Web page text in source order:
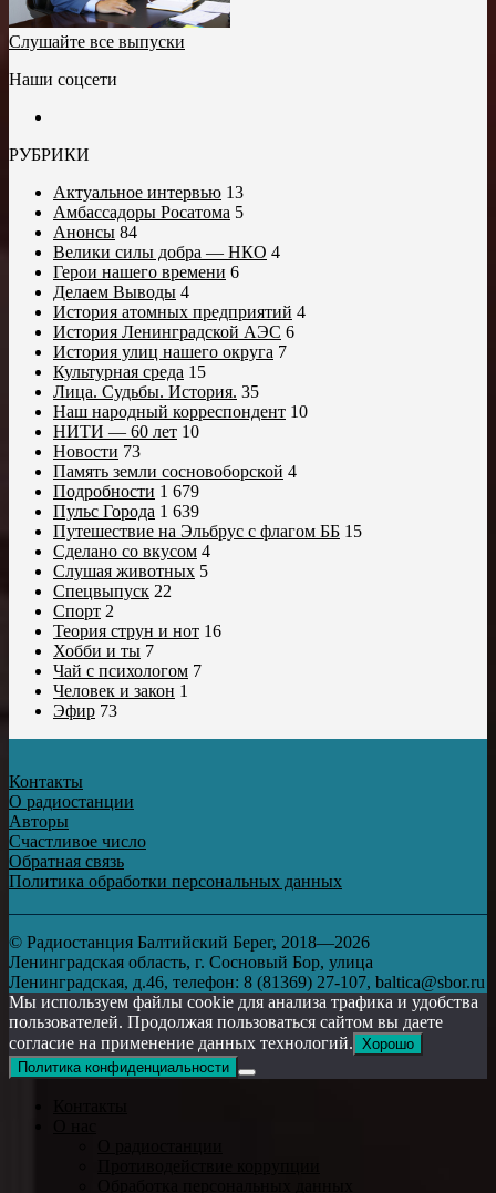
Слушайте все выпуски
Наши соцсети
РУБРИКИ
Актуальное интервью 13
Амбассадоры Росатома 5
Анонсы 84
Велики силы добра — НКО 4
Герои нашего времени 6
Делаем Выводы 4
История атомных предприятий 4
История Ленинградской АЭС 6
История улиц нашего округа 7
Культурная среда 15
Лица. Судьбы. История. 35
Наш народный корреспондент 10
НИТИ — 60 лет 10
Новости 73
Память земли сосновоборской 4
Подробности 1 679
Пульс Города 1 639
Путешествие на Эльбрус с флагом ББ 15
Сделано со вкусом 4
Слушая животных 5
Спецвыпуск 22
Спорт 2
Теория струн и нот 16
Хобби и ты 7
Чай с психологом 7
Человек и закон 1
Эфир 73
Контакты
О радиостанции
Авторы
Счастливое число
Обратная связь
Политика обработки персональных данных
© Радиостанция Балтийский Берег, 2018—2026
Ленинградская область, г. Сосновый Бор, улица
Ленинградская, д.46, телефон: 8 (81369) 27-107, baltica@sbor.ru
Мы используем файлы cookie для анализа трафика и удобства
пользователей. Продолжая пользоваться сайтом вы даете
согласие на применение данных технологий. Хорошо
Политика конфиденциальности